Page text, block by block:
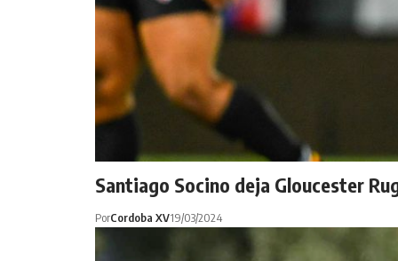
Santiago Socino deja Gloucester
PorCordoba XV19/03/2024